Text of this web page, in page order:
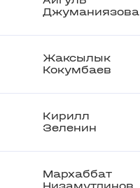
Джуманиязова
Жаксылык
Кокумбаев
Кирилл
Зеленин
Мархаббат